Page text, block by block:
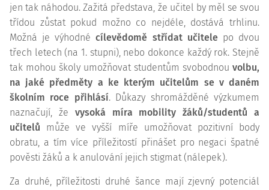
jen tak náhodou. Zažitá představa, že učitel by měl se svou
třídou zůstat pokud možno co nejdéle, dostává trhlinu.
Možná je výhodnécílevědomě střídat učitelepo dvou
třech letech (na 1. stupni), nebo dokonce každý rok. Stejně
tak mohou školy umožňovat studentům svobodnou volbu,
na jaké předměty a ke kterým učitelům se v daném
školním roce přihlásí. Důkazy shromážděné výzkumem
naznačují, že vysoká míra mobility žáků/studentů a
učitelů může ve vyšší míře umožňovat pozitivní body
obratu, a tím více příležitostí přinášet pro negaci špatné
pověsti žáků a k anulování jejich stigmat (nálepek).
Za druhé, příležitosti druhé šance mají zjevný potenciál